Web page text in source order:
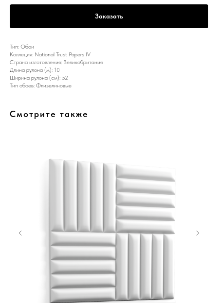
Заказать
Тип: Обои
Коллеция: National Trust Papers IV
Страна изготовления: Великобритания
Длина рулона (м): 10
Ширина рулона (см): 52
Тип обоев: Флизелиновые
Смотрите также